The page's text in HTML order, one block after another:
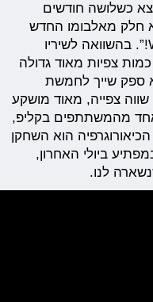
כשלושה חודשים
2019. השיר הוא חלק מאלבומו החדש
ביותר של הוזייר, “Westeland, Baby!”. בהשוואה לשיריו
צפיות מאוד גדולה
ספק שייך לחמשת
צפייה, מאוד מושקע
מהמשתתפים בקליפ,
הוא השחקן
ביולי האחרון,
לנו.